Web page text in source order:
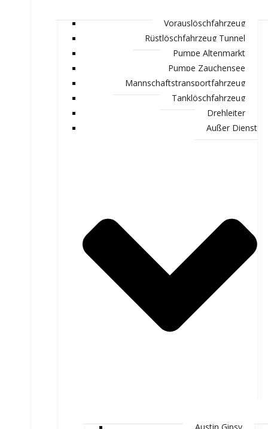
Vorauslöschfahrzeug
Rüstlöschfahrzeug Tunnel
Pumpe Altenmarkt
Pumpe Zauchensee
Mannschaftstransportfahrzeug
Tanklöschfahrzeug
Drehleiter
Außer Dienst
Austin Gipsy